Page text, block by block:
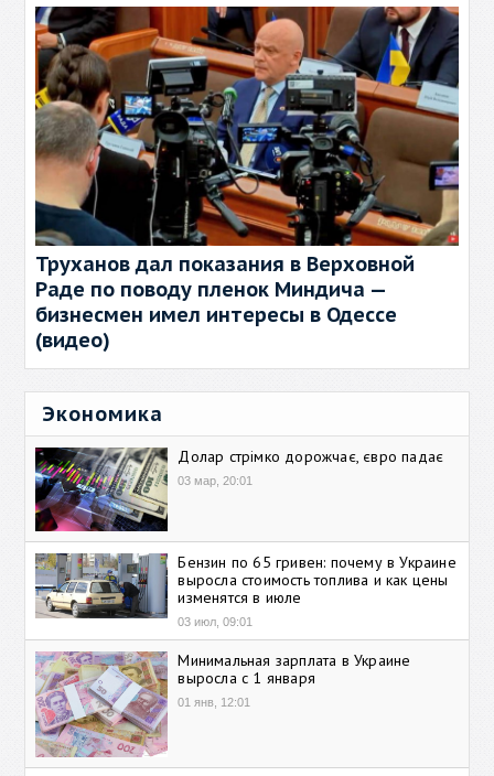
Труханов дал показания в Верховной
Раде по поводу пленок Миндича —
бизнесмен имел интересы в Одессе
(видео)
Экономика
Долар стрімко дорожчає, євро падає
03 мар, 20:01
Бензин по 65 гривен: почему в Украине
выросла стоимость топлива и как цены
изменятся в июле
03 июл, 09:01
Минимальная зарплата в Украине
выросла с 1 января
01 янв, 12:01